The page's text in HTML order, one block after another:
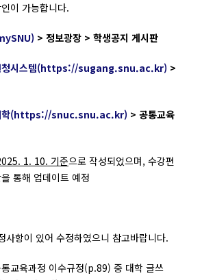
이 가능합니다.
> 정보광장 > 학생공지 게시판
청시스템(https://sugang.snu.ac.kr) >
학(https://snuc.snu.ac.kr) > 공통교육
1. 10. 기준으로 작성되었으며, 수강편
통해 업데이트 예정
항이 있어 수정하였으니 참고바랍니다.
교육과정 이수규정(p.89) 중 대학 글쓰